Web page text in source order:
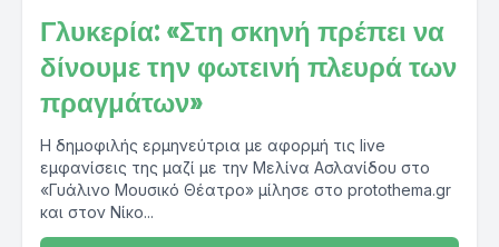
Γλυκερία: «Στη σκηνή πρέπει να
δίνουμε την φωτεινή πλευρά των
πραγμάτων»
Η δημοφιλής ερμηνεύτρια με αφορμή τις live
εμφανίσεις της μαζί με την Μελίνα Ασλανίδου στο
«Γυάλινο Μουσικό Θέατρο» μίλησε στο protothema.gr
και στον Νίκο...